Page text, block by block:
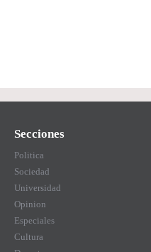
Secciones
Politica
Sociedad
Universidad
Opinion
Especiales
Cultura